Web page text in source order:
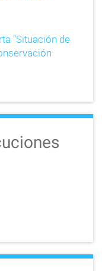
“Situación de